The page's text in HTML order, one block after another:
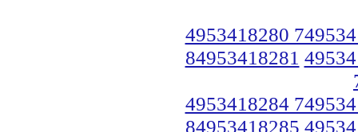
4953418280
84953418281
4953418284
84953418285